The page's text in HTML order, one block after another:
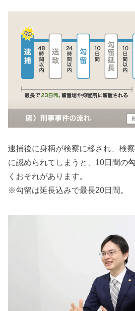
逮捕後に身柄が検察に移され、検
に認められてしまうと、10日間の
くおそれがあります。
※勾留は延長込みで最長20日間。